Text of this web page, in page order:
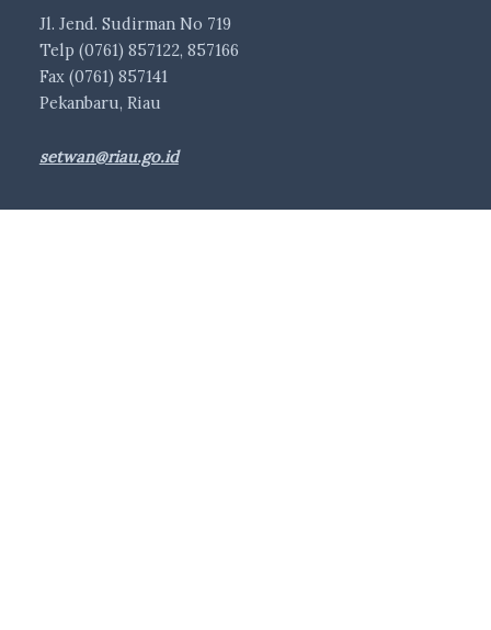
Jl. Jend. Sudirman No 719
Telp (0761) 857122, 857166
Fax (0761) 857141
Pekanbaru, Riau
setwan@riau.go.id